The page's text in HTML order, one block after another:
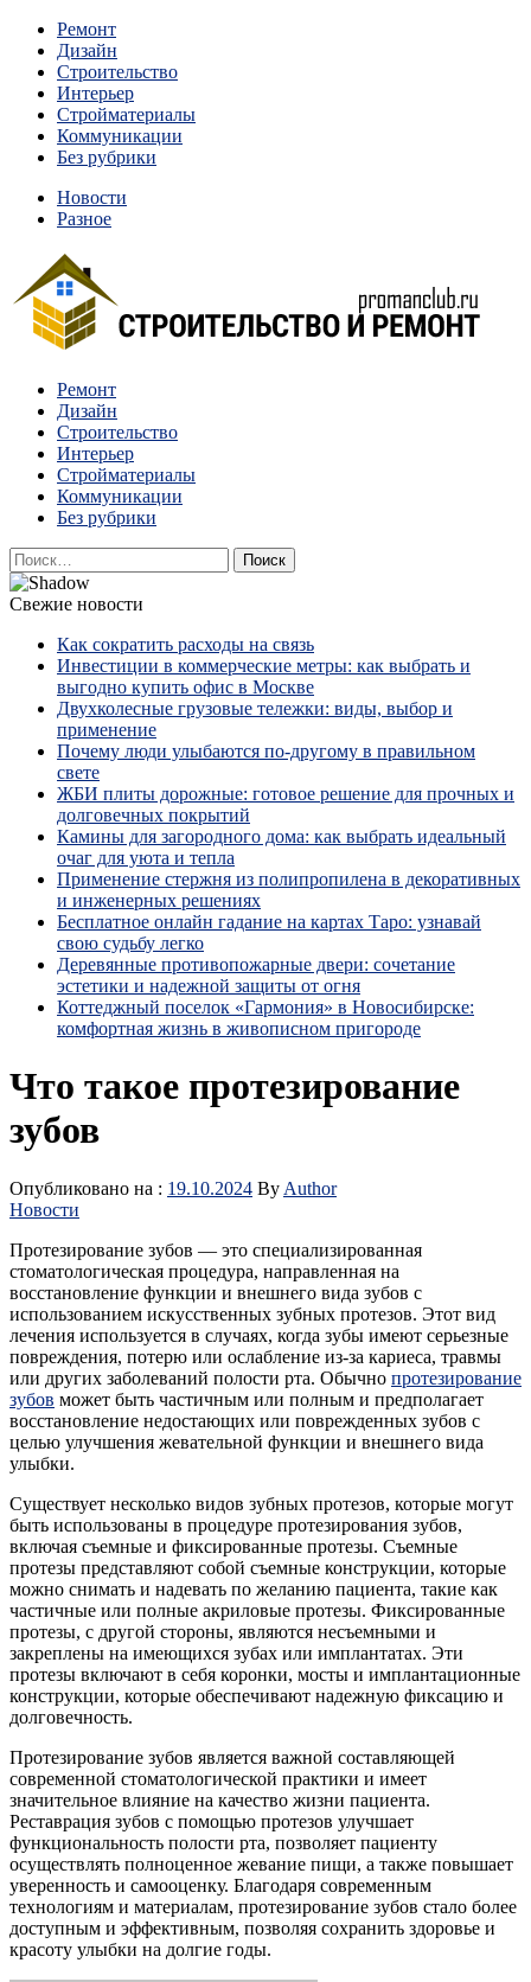
Перейти
содержимому
Ремонт
Дизайн
Строительство
Интерьер
Стройматериалы
Коммуникации
Без рубрики
Новости
Разное
Строительство и ремонт
Квартиры и дома, в которых живут разные люди, очень
отличаются между собой.
Ремонт
Дизайн
Строительство
Интерьер
Стройматериалы
Коммуникации
Без рубрики
Найти:
Свежие новости
Как сократить расходы на связь
Инвестиции в коммерческие метры: как выбрать и
выгодно купить офис в Москве
Двухколесные грузовые тележки: виды, выбор и
применение
Почему люди улыбаются по‑другому в правильном
свете
ЖБИ плиты дорожные: готовое решение для прочных и
долговечных покрытий
Камины для загородного дома: как выбрать идеальный
очаг для уюта и тепла
Применение стержня из полипропилена в декоративных
и инженерных решениях
Бесплатное онлайн гадание на картах Таро: узнавай
свою судьбу легко
Деревянные противопожарные двери: сочетание
эстетики и надежной защиты от огня
Коттеджный поселок «Гармония» в Новосибирске:
комфортная жизнь в живописном пригороде
Что такое протезирование
зубов
Опубликовано на : 19.10.2024 By Author
Новости
Протезирование зубов — это специализированная
стоматологическая процедура, направленная на
восстановление функции и внешнего вида зубов с
использованием искусственных зубных протезов. Этот вид
лечения используется в случаях, когда зубы имеют серьезные
повреждения, потерю или ослабление из-за кариеса, травмы
или других заболеваний полости рта. Обычно протезирование
зубов может быть частичным или полным и предполагает
восстановление недостающих или поврежденных зубов с
целью улучшения жевательной функции и внешнего вида
улыбки.
Существует несколько видов зубных протезов, которые могут
быть использованы в процедуре протезирования зубов,
включая съемные и фиксированные протезы. Съемные
протезы представляют собой съемные конструкции, которые
можно снимать и надевать по желанию пациента, такие как
частичные или полные акриловые протезы. Фиксированные
протезы, с другой стороны, являются несъемными и
закреплены на имеющихся зубах или имплантатах. Эти
протезы включают в себя коронки, мосты и имплантационные
конструкции, которые обеспечивают надежную фиксацию и
долговечность.
Протезирование зубов является важной составляющей
современной стоматологической практики и имеет
значительное влияние на качество жизни пациента.
Реставрация зубов с помощью протезов улучшает
функциональность полости рта, позволяет пациенту
осуществлять полноценное жевание пищи, а также повышает
уверенность и самооценку. Благодаря современным
технологиям и материалам, протезирование зубов стало более
доступным и эффективным, позволяя сохранить здоровье и
красоту улыбки на долгие годы.